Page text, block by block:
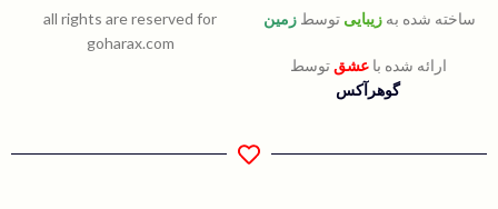
ساخته شده به زیبایی توسط زمین
ارائه شده باعشق توسط
گوهرآکس
all rights are reserved for
goharax.com